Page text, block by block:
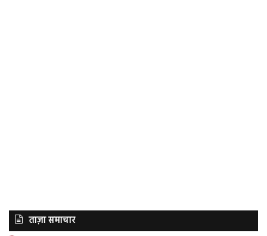
ताज़ा समाचार